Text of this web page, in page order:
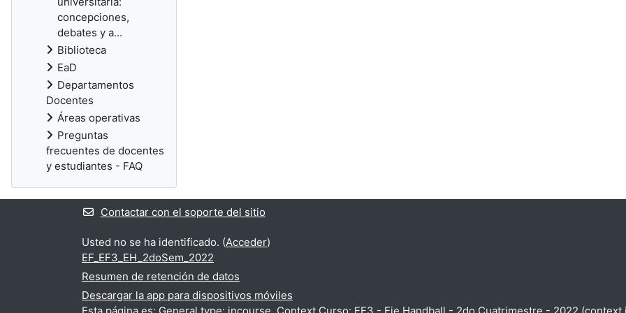
concepciones,
debates y a...
Biblioteca
EaD
Departamentos
Docentes
Áreas operativas
Preguntas
frecuentes de docentes
y estudiantes - FAQ
Contactar con el soporte del sitio
Usted no se ha identificado. (Acceder)
EF_EF3_EH_2doSem_2022
Resumen de retención de datos
Descargar la app para dispositivos móviles